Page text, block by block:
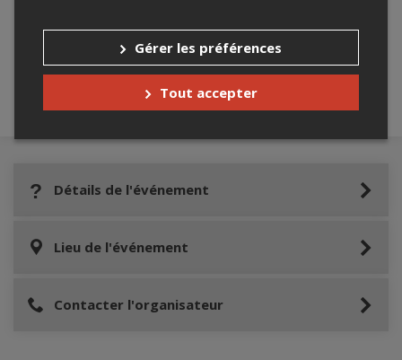
Détails de l'événement
Lieu de l'événement
Contacter l'organisateur
Gérer les préférences
Tout accepter